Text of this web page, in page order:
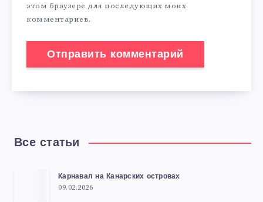
этом браузере для последующих моих
комментариев.
Все статьи
Карнавал на Канарских островах
09.02.2026